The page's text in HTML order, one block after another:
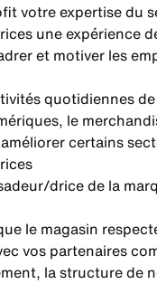
votre expertise du
une expérience
et motiver les
quotidiennes
le
certains
drice de la
le magasin
vos partenaires
la structure de